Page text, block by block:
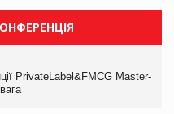
PrivateLabel&FMCG Master-